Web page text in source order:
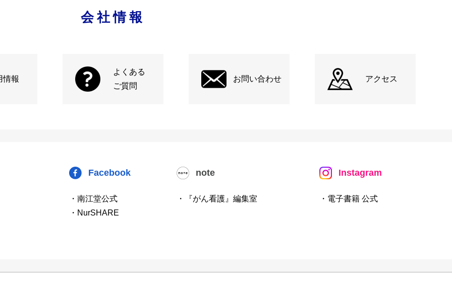
会社情報
情報
よくある
ご質問
お問い合わせ アクセス
Facebook
・南江堂公式
・NurSHARE
note
・『がん看護』編集室
Instagram
・電子書籍 公式